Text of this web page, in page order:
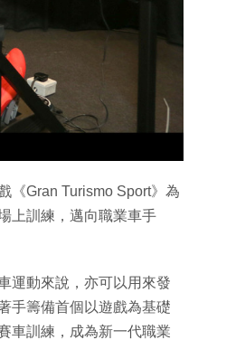
《Gran Turismo Sport》為
上訓練，邁向職業車手
運動來說，亦可以用來發
手籌備首個以遊戲為基礎
車訓練，成為新一代職業